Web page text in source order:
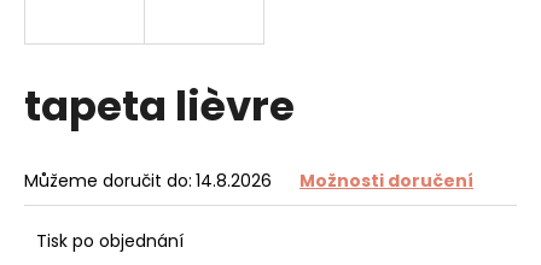
tapeta lièvre
Můžeme doručit do: 14.8.2026 Možnosti doručení
Tisk po objednání
í
t